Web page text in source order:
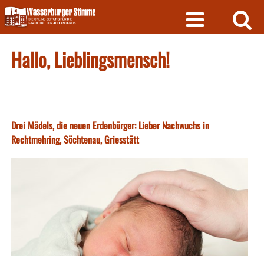
Skip
to
content
Hallo, Lieblingsmensch!
Drei Mädels, die neuen Erdenbürger: Lieber Nachwuchs in
Rechtmehring, Söchtenau, Griesstätt